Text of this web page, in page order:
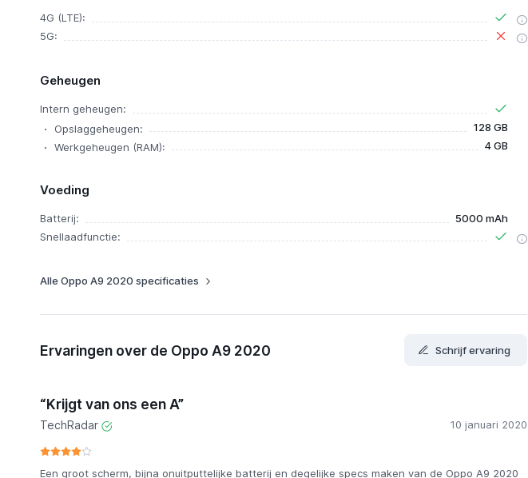
4G (LTE):
5G:
Geheugen
Intern geheugen:
Opslaggeheugen:
128 GB
Werkgeheugen (RAM):
4 GB
Voeding
Batterij:
5000 mAh
Snellaadfunctie:
Alle Oppo A9 2020 specificaties
Ervaringen over de Oppo A9 2020 Schrijf ervaring
“Krijgt van ons een A”
TechRadar 10 januari 2020
Een groot scherm, bijna onuitputtelijke batterij en degelijke specs maken van de Oppo A9 2020